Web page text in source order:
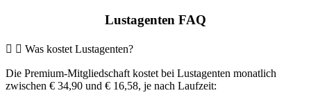
Lustagenten FAQ
Was kostet Lustagenten?
Die Premium-Mitgliedschaft kostet bei Lustagenten monatlich
zwischen € 34,90 und € 16,58, je nach Laufzeit: